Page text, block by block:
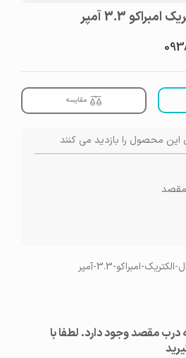
3.3 آمپر
مقایسه
این محصول را بازدید می کنند
مقصد
امبراکو-3.3-آمپر
درب مقصد وجود دارد. لطفا با